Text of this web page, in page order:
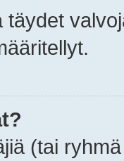
täydet
(tai